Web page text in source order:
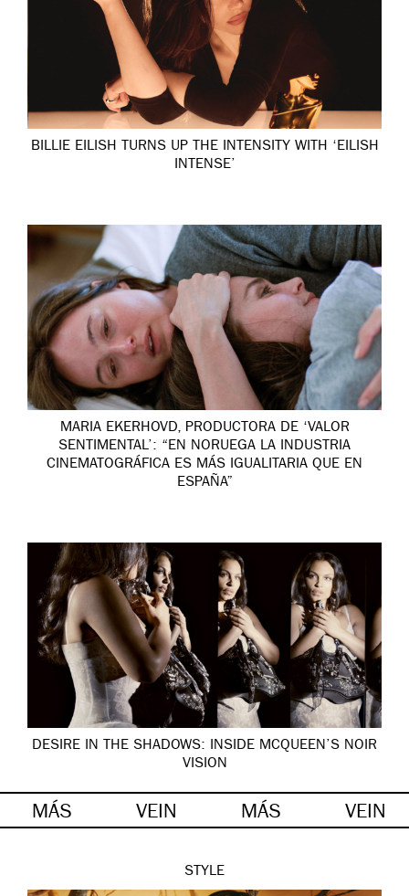
BILLIE EILISH TURNS UP THE INTENSITY WITH ‘EILISH
INTENSE’
MARIA EKERHOVD, PRODUCTORA DE ‘VALOR
SENTIMENTAL’: “EN NORUEGA LA INDUSTRIA
CINEMATOGRÁFICA ES MÁS IGUALITARIA QUE EN
ESPAÑA”
DESIRE IN THE SHADOWS: INSIDE MCQUEEN’S NOIR
VISION
MÁS VEIN MÁS VEIN
STYLE